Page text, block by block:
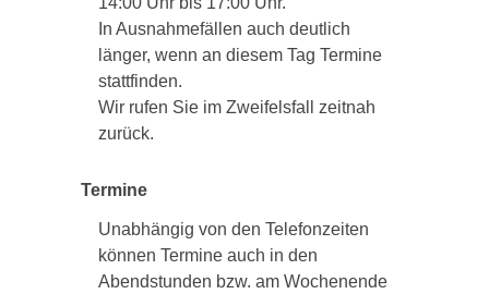
In Ausnahmefällen auch deutlich
länger, wenn an diesem Tag Termine
stattfinden.
Wir rufen Sie im Zweifelsfall zeitnah
zurück.
Termine
Unabhängig von den Telefonzeiten
können Termine auch in den
Abendstunden bzw. am Wochenende